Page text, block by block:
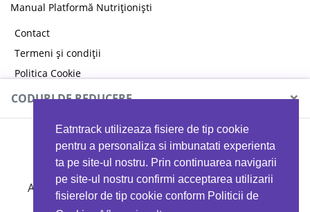
Eatntrack utilizeaza fisiere de tip cookie
pentru a personaliza si imbunatati experienta
ta pe site-ul nostru. Prin continuarea navigarii
pe site-ul nostru confirmi acceptarea utilizarii
fisierelor de tip cookie conform Politicii de
Manual Platformă Nutriționiști
Contact
Termeni și condiții
Politica Cookie
Politica de confidențialitate
CODURI DE REDUCERE ×
MYPROTEIN
Ai 40%reducere la orice comandă folosind codul
EATTRACK